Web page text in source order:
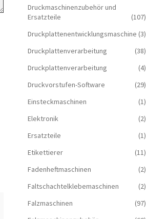
Druckmaschinenzubehör und
Ersatzteile
(107)
Druckplattenentwicklungsmaschine (3)
Druckplattenverarbeitung
(38)
Druckplattenverarbeitung
(4)
Druckvorstufen-Software
(29)
Einsteckmaschinen
(1)
Elektronik
(2)
Ersatzteile
(1)
Etikettierer
(11)
Fadenheftmaschinen
(2)
Faltschachtelklebemaschinen
(2)
Falzmaschinen
(97)